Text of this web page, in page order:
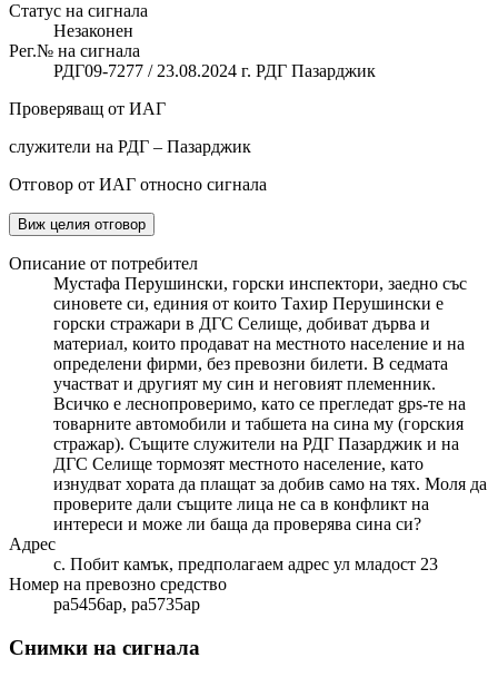
Статус на сигнала
Незаконен
Рег.№ на сигнала
РДГ09-7277 / 23.08.2024 г. РДГ Пазарджик
Проверяващ от ИАГ
служители на РДГ – Пазарджик
Отговор от ИАГ относно сигнала
Виж целия отговор
Описание от потребител
Мустафа Перушински, горски инспектори, заедно със
синовете си, единия от които Тахир Перушински е
горски стражари в ДГС Селище, добиват дърва и
материал, които продават на местното население и на
определени фирми, без превозни билети. В седмата
участват и другият му син и неговият племенник.
Всичко е леснопроверимо, като се прегледат gps-те на
товарните автомобили и табшета на сина му (горския
стражар). Същите служители на РДГ Пазарджик и на
ДГС Селище тормозят местното население, като
изнудват хората да плащат за добив само на тях. Моля да
проверите дали същите лица не са в конфликт на
интереси и може ли баща да проверява сина си?
Адрес
с. Побит камък, предполагаем адрес ул младост 23
Номер на превозно средство
ра5456ар, ра5735ар
Снимки на сигнала